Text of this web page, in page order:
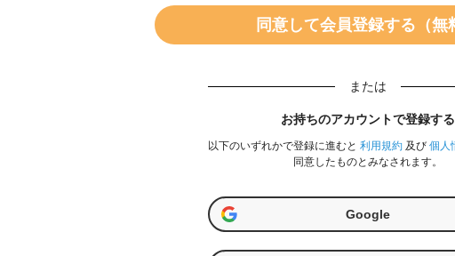
または
お持ちのアカウントで登録する
以下のいずれかで登録に進むと 利用規約 及び 個人
同意したものとみなされます。
Google